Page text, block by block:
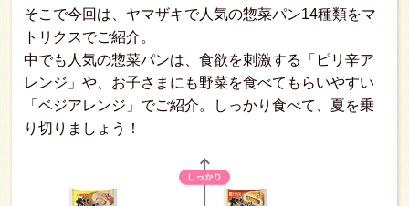
そこで今回は、ヤマザキで人気の惣菜パン14種類をマ
トリクスでご紹介。
中でも人気の惣菜パンは、食欲を刺激する「ピリ辛ア
レンジ」や、お子さまにも野菜を食べてもらいやすい
「ベジアレンジ」でご紹介。しっかり食べて、夏を乗
り切りましょう！